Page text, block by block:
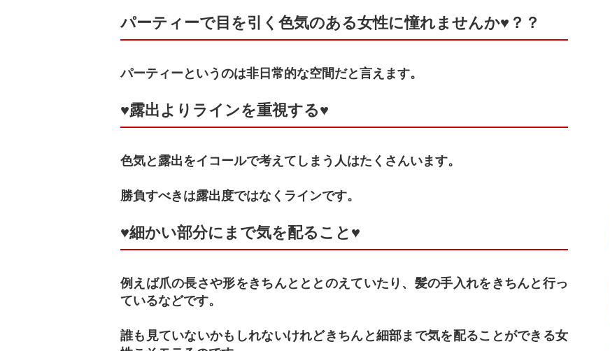
パーティーで目を引く色気のある女性に憧れませんか♥？？
パーティーというのは非日常的な空間だと言えます。
♥露出よりラインを重視する♥
色気と露出をイコールで考えてしまう人はたくさんいます。
勝負すべきは露出度ではなくラインです。
♥細かい部分にまで気を配ること♥
例えば爪の長さや形をきちんとととのえていたり、髪の手入れをきちんと行っ
ているなどです。
誰も見ていないかもしれないけれどきちんと細部まで気を配ることができる女